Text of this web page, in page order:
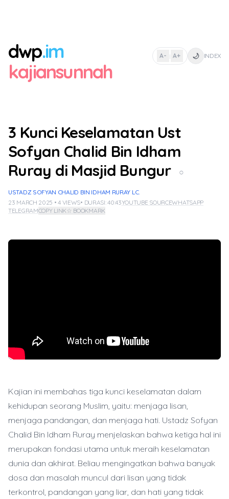
dwp.im
kajiansunnah
A- | A+ 🌙 INDEX
3 Kunci Keselamatan Ust
Sofyan Chalid Bin Idham
Ruray di Masjid Bungur
○
USTADZ SOFYAN CHALID BIN IDHAM RURAY LC.
23 MARCH 2025 • 4 VIEWS• DURASI: 40:43YOUTUBE SOURCEWHATSAPP
TELEGRAMCOPY LINK☆ BOOKMARK
Kajian ini membahas tiga kunci keselamatan dalam
kehidupan seorang Muslim, yaitu: menjaga lisan,
menjaga pandangan, dan menjaga hati. Ustadz Sofyan
Chalid Bin Idham Ruray menjelaskan bahwa ketiga hal ini
merupakan fondasi utama untuk meraih keselamatan
dunia dan akhirat. Beliau mengingatkan bahwa banyak
dosa dan masalah muncul dari lisan yang tidak
terkontrol, pandangan yang liar, dan hati yang tidak